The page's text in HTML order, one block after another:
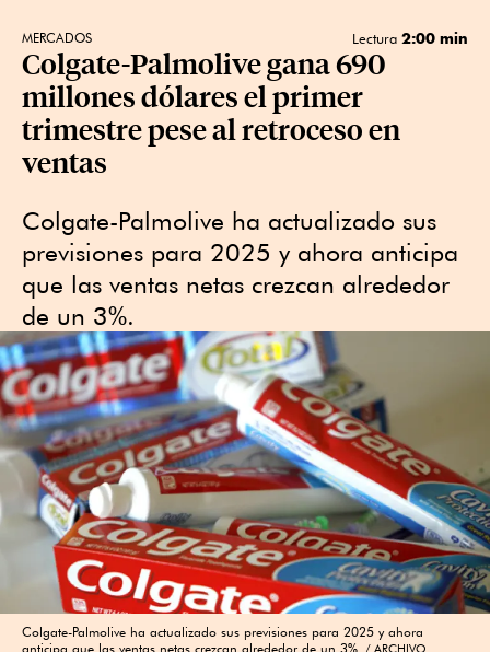
MERCADOS Lectura 2:00 min
Colgate-Palmolive gana 690
millones dólares el primer
trimestre pese al retroceso en
ventas
Colgate-Palmolive ha actualizado sus
previsiones para 2025 y ahora anticipa
que las ventas netas crezcan alrededor
de un 3%.
Colgate-Palmolive ha actualizado sus previsiones para 2025 y ahora
anticipa que las ventas netas crezcan alrededor de un 3%.
ARCHIVO